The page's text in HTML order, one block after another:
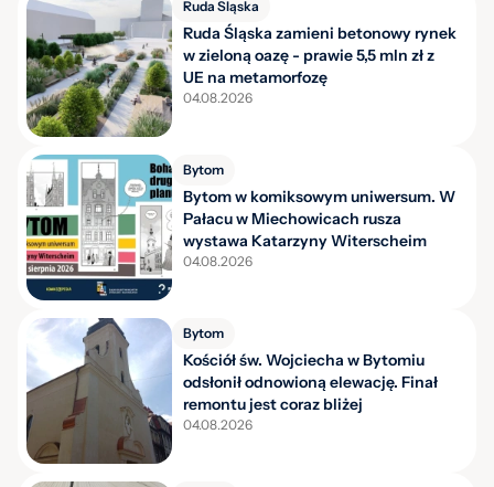
Ruda Śląska
Ruda Śląska zamieni betonowy rynek
w zieloną oazę - prawie 5,5 mln zł z
UE na metamorfozę
04.08.2026
Bytom
Bytom w komiksowym uniwersum. W
Pałacu w Miechowicach rusza
wystawa Katarzyny Witerscheim
04.08.2026
Bytom
Kościół św. Wojciecha w Bytomiu
odsłonił odnowioną elewację. Finał
remontu jest coraz bliżej
04.08.2026